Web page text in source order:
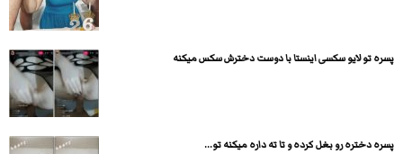
پسره تو لایو سکسی اینستا با دوست دخترش سکس میکنه
پسره دختره رو بغل کرده و تا ته داره میکنه تو...